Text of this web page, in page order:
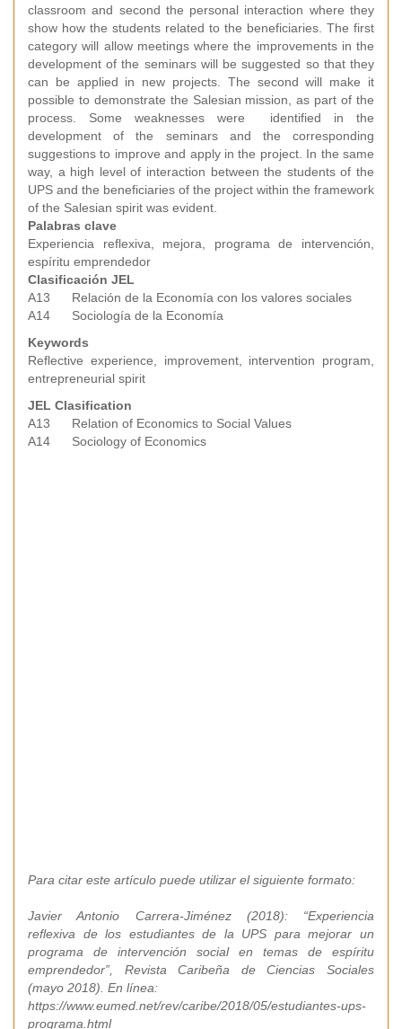
classroom and second the personal interaction where they
show how the students related to the beneficiaries. The first
category will allow meetings where the improvements in the
development of the seminars will be suggested so that they
can be applied in new projects. The second will make it
possible to demonstrate the Salesian mission, as part of the
process. Some weaknesses were identified in the
development of the seminars and the corresponding
suggestions to improve and apply in the project. In the same
way, a high level of interaction between the students of the
UPS and the beneficiaries of the project within the framework
of the Salesian spirit was evident.
Palabras clave
Experiencia reflexiva, mejora, programa de intervención,
espíritu emprendedor
Clasificación JEL
A13 Relación de la Economía con los valores sociales
A14 Sociología de la Economía
Keywords
Reflective experience, improvement, intervention program,
entrepreneurial spirit
JEL Clasification
A13 Relation of Economics to Social Values
A14 Sociology of Economics
Para citar este artículo puede utilizar el siguiente formato:
Javier Antonio Carrera-Jiménez (2018): “Experiencia
reflexiva de los estudiantes de la UPS para mejorar un
programa de intervención social en temas de espíritu
emprendedor”, Revista Caribeña de Ciencias Sociales
(mayo 2018). En línea:
https://www.eumed.net/rev/caribe/2018/05/estudiantes-ups-
programa.html